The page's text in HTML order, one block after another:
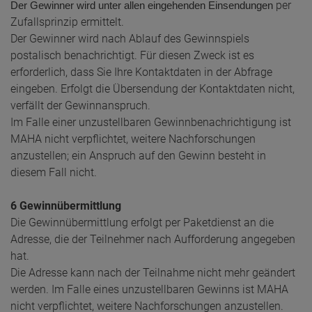
Der Gewinner wird unter allen eingehenden Einsendungen per
Zufallsprinzip ermittelt.
Der Gewinner wird nach Ablauf des Gewinnspiels
postalisch benachrichtigt. Für diesen Zweck ist es
erforderlich, dass Sie Ihre Kontaktdaten in der Abfrage
eingeben. Erfolgt die Übersendung der Kontaktdaten nicht,
verfällt der Gewinnanspruch.
Im Falle einer unzustellbaren Gewinnbenachrichtigung ist
MAHA nicht verpflichtet, weitere Nachforschungen
anzustellen; ein Anspruch auf den Gewinn besteht in
diesem Fall nicht.
6 Gewinnübermittlung
Die Gewinnübermittlung erfolgt per Paketdienst an die
Adresse, die der Teilnehmer nach Aufforderung angegeben
hat.
Die Adresse kann nach der Teilnahme nicht mehr geändert
werden. Im Falle eines unzustellbaren Gewinns ist MAHA
nicht verpflichtet, weitere Nachforschungen anzustellen.